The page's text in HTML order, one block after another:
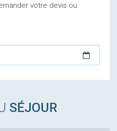
votre devis ou
SÉJOUR